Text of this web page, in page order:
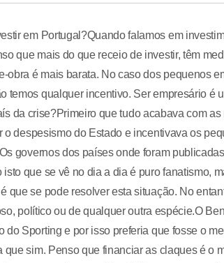
em Portugal?Quando falamos em
que mais do que receio de investir, têm
obra é mais barata. No caso dos pequenos
temos qualquer incentivo. Ser empresário é
da crise?Primeiro que tudo acabava com
o despesismo do Estado e incentivava os
governos dos países onde foram
que se vê no dia a dia é puro fanatismo,
que se pode resolver esta situação. No
político ou de qualquer outra espécie.O
do Sporting e por isso preferia que fosse o
sim. Penso que financiar as claques é o